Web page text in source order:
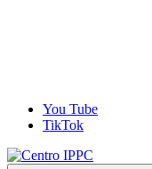
You Tube
TikTok